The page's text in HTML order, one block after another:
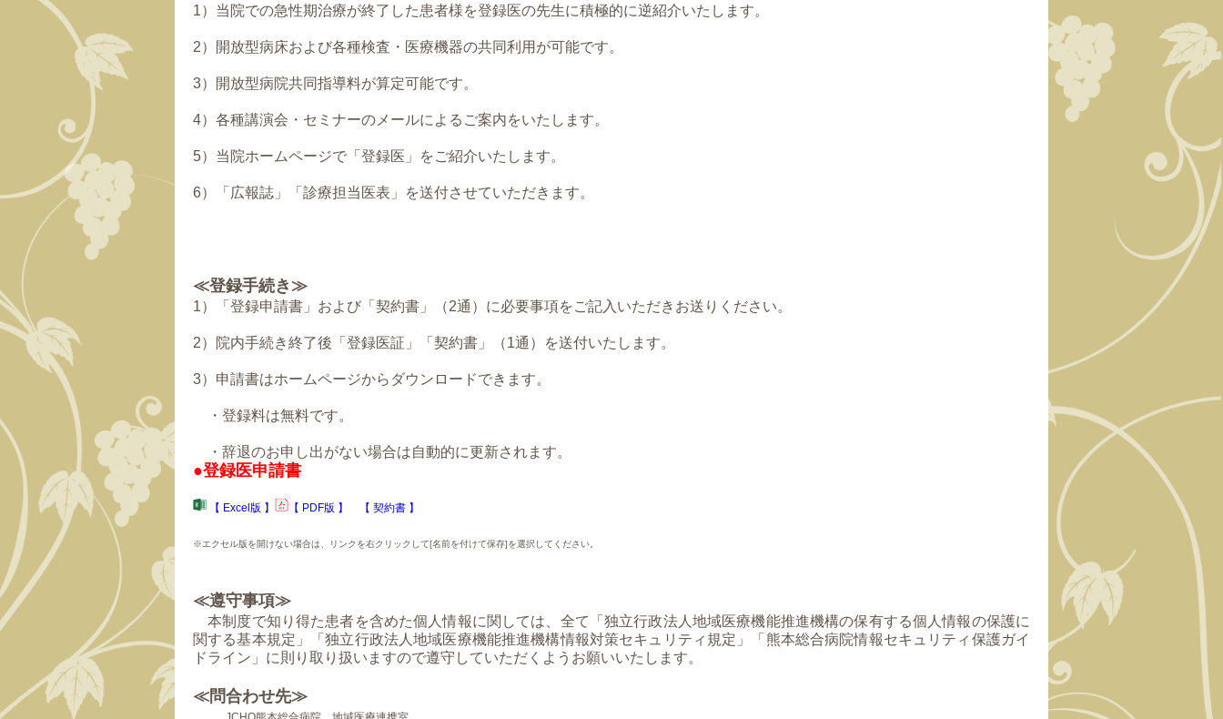
1）当院での急性期治療が終了した患者様を登録医の先生に積極的に逆紹介いたします。
2）開放型病床および各種検査・医療機器の共同利用が可能です。
3）開放型病院共同指導料が算定可能です。
4）各種講演会・セミナーのメールによるご案内をいたします。
5）当院ホームページで「登録医」をご紹介いたします。
6）「広報誌」「診療担当医表」を送付させていただきます。
≪登録手続き≫
1）「登録申請書」および「契約書」（2通）に必要事項をご記入いただきお送りください。
2）院内手続き終了後「登録医証」「契約書」（1通）を送付いたします。
3）申請書はホームページからダウンロードできます。
・登録料は無料です。
・辞退のお申し出がない場合は自動的に更新されます。
●登録医申請書
【 Excel版 】 【 PDF版 】 【 契約書 】
※エクセル版を開けない場合は、リンクを右クリックして[名前を付けて保存]を選択してください。
≪遵守事項≫
本制度で知り得た患者を含めた個人情報に関しては、全て「独立行政法人地域医療機能推進機構の保有する個人情報の保護に
関する基本規定」「独立行政法人地域医療機能推進機構情報対策セキュリティ規定」「熊本総合病院情報セキュリティ保護ガイ
ドライン」に則り取り扱いますので遵守していただくようお願いいたします。
≪問合わせ先≫